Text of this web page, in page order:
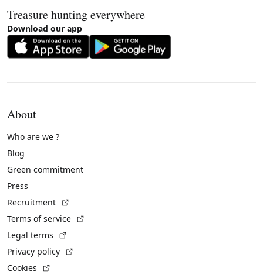
Treasure hunting everywhere
Download our app
About
Who are we ?
Blog
Green commitment
Press
Recruitment
Terms of service
Legal terms
Privacy policy
Cookies